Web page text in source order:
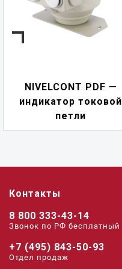
NIVELCONT PDF —
индикатор токовой
петли
Контакты
8 800 333-43-14
Звонок по РФ беcплатный
+7 (495) 843-50-93
Отдел продаж